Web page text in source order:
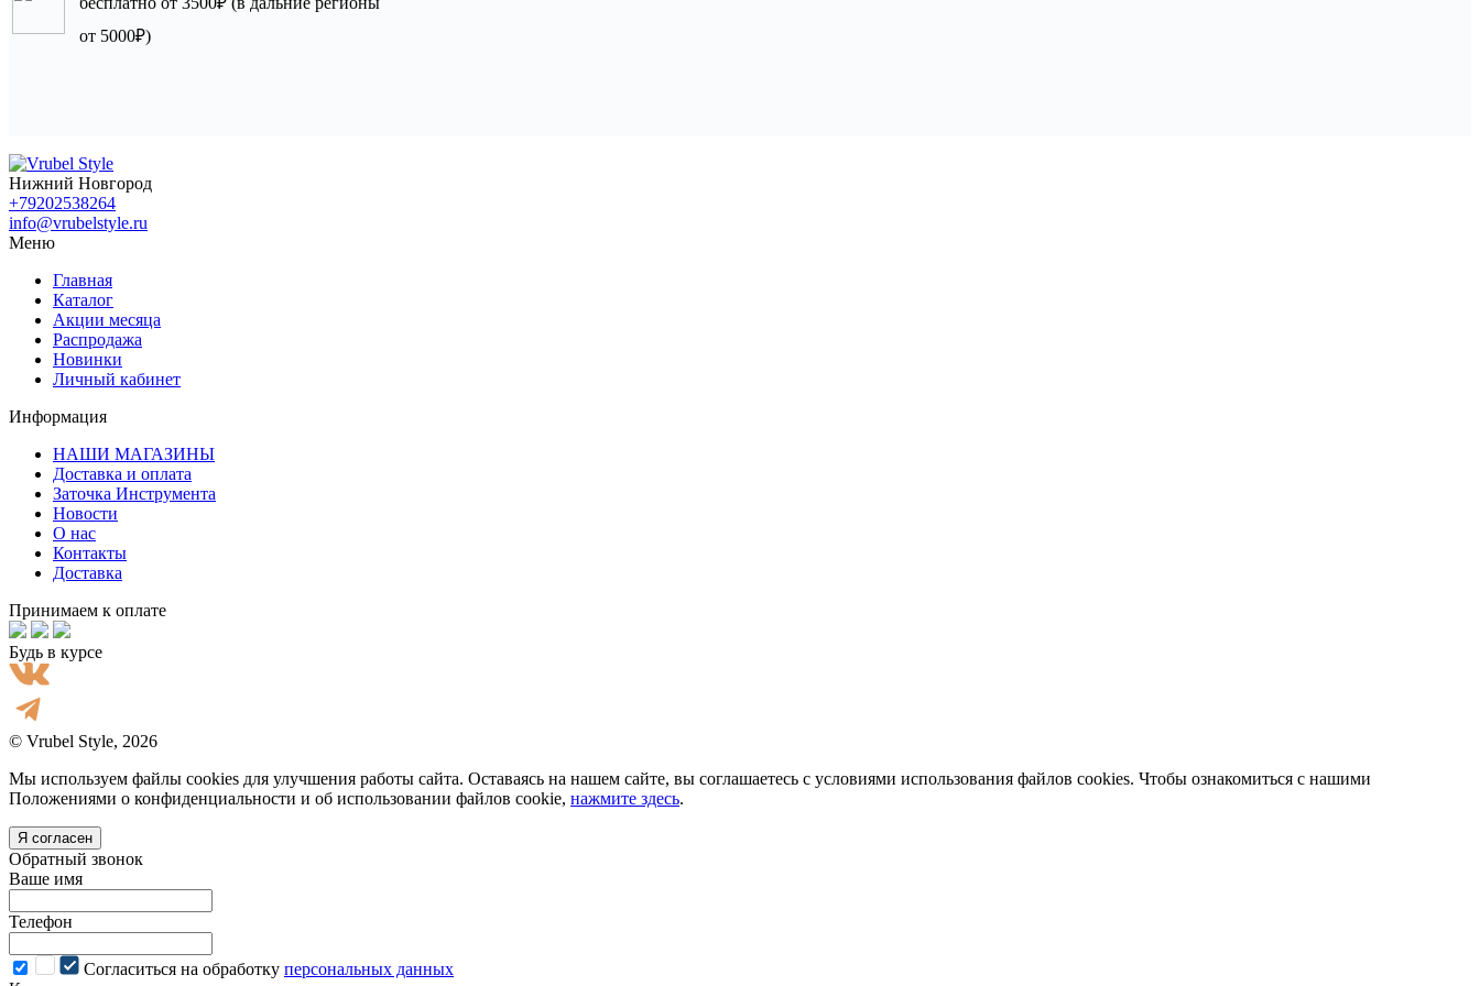
от 5000₽)
Нижний Новгород
+79202538264
info@vrubelstyle.ru
Меню
Главная
Каталог
Акции месяца
Распродажа
Новинки
Личный кабинет
Информация
НАШИ МАГАЗИНЫ
Доставка и оплата
Заточка Инструмента
Новости
О нас
Контакты
Доставка
Принимаем к оплате
Будь в курсе
© Vrubel Style, 2026
Мы используем файлы cookies для улучшения работы сайта. Оставаясь на нашем сайте, вы соглашаетесь с условиями использования файлов cookies. Чтобы ознакомиться с нашими
Положениями о конфиденциальности и об использовании файлов cookie, нажмите здесь.
Я согласен
Обратный звонок
Ваше имя
Телефон
Cогласиться на обработку персональных данных